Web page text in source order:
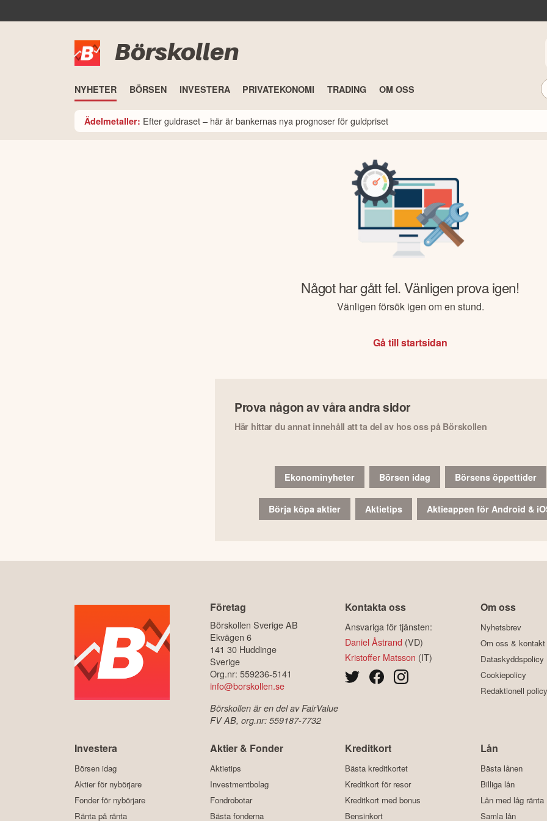
Börskollen
NYHETER BÖRSEN INVESTERA PRIVATEKONOMI TRADING OM OSS
Ädelmetaller: Efter guldraset – här är bankernas nya prognoser för guldpriset
Något har gått fel. Vänligen prova igen!
Vänligen försök igen om en stund.
Gå till startsidan
Prova någon av våra andra sidor
Här hittar du annat innehåll att ta del av hos oss på Börskollen
Ekonominyheter Börsen idag Börsens öppettider
Börja köpa aktier Aktietips Aktieappen för Android &
Företag
Börskollen Sverige AB
Ekvägen 6
141 30 Huddinge
Sverige
Org.nr: 559236-5141
info@borskollen.se
Börskollen är en del av FairValue
FV AB, org.nr: 559187-7732
Kontakta oss
Ansvariga för tjänsten:
Daniel Åstrand (VD)
Kristoffer Matsson (IT)
Om oss
Nyhetsbrev
Om oss & kontakt
Dataskyddspolicy
Cookiepolicy
Redaktionell policy
Investera
Börsen idag
Aktier för nybörjare
Fonder för nybörjare
Ränta på ränta
Aktier & Fonder
Aktietips
Investmentbolag
Fondrobotar
Bästa fonderna
Kreditkort
Bästa kreditkortet
Kreditkort för resor
Kreditkort med bonus
Bensinkort
Lån
Bästa lånen
Billiga lån
Lån med låg ränta
Samla lån